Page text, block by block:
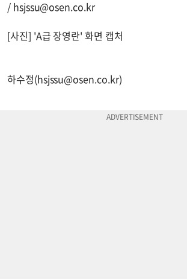
/ hsjssu@osen.co.kr
[사진] 'A급 장영란' 화면 캡처
하수정(hsjssu@osen.co.kr)